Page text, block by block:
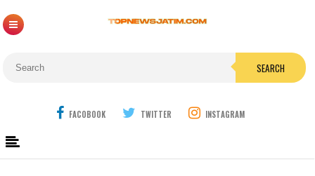
SEARCH
FACOBOOK TWITTER INSTAGRAM